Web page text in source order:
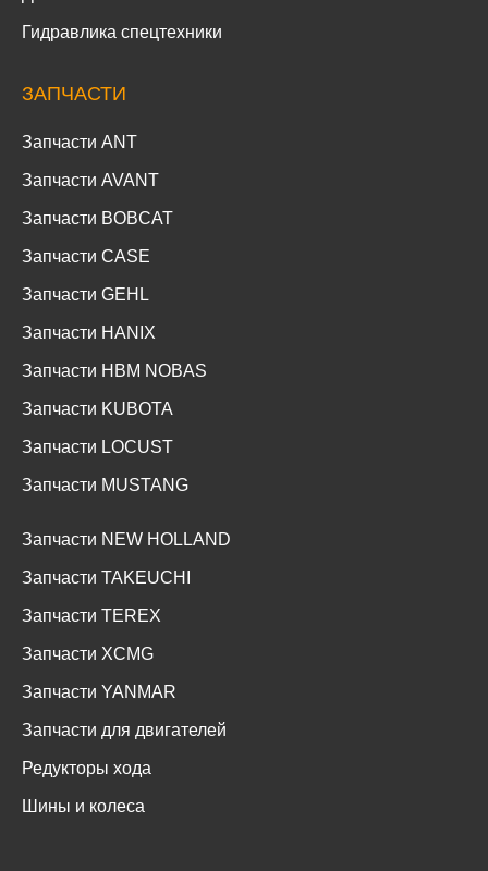
Гидравлика спецтехники
ЗАПЧАСТИ
Запчасти ANT
Запчасти AVANT
Запчасти BOBCAT
Запчасти CASE
Запчасти GEHL
Запчасти HANIX
Запчасти HBM NOBAS
Запчасти KUBOTA
Запчасти LOCUST
Запчасти MUSTANG
Запчасти NEW HOLLAND
Запчасти TAKEUCHI
Запчасти TEREX
Запчасти XCMG
Запчасти YANMAR
Запчасти для двигателей
Редукторы хода
Шины и колеса